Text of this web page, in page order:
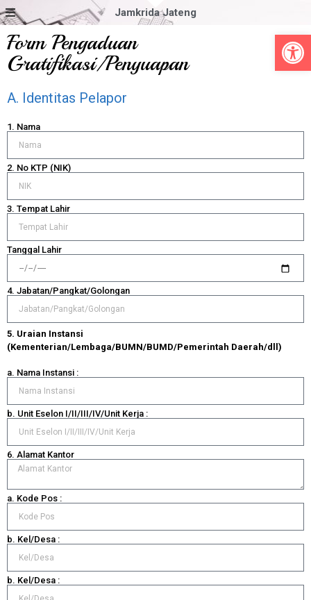
Jamkrida Jateng
Form Pengaduan
Gratifikasi/Penyuapan
A. Identitas Pelapor
1. Nama
2. No KTP (NIK)
3. Tempat Lahir
Tanggal Lahir
4. Jabatan/Pangkat/Golongan
5. Uraian Instansi
(Kementerian/Lembaga/BUMN/BUMD/Pemerintah Daerah/dll)
a. Nama Instansi :
b. Unit Eselon I/II/III/IV/Unit Kerja :
6. Alamat Kantor
a. Kode Pos :
b. Kel/Desa :
b. Kel/Desa :